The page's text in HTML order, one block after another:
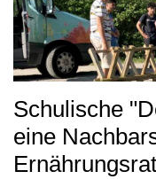
Schulische
eine